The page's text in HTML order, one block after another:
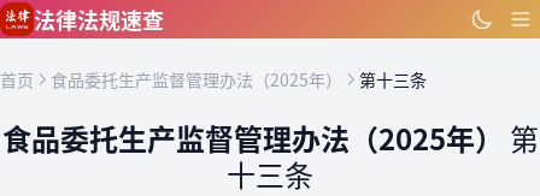
跳到主要内容
法律法规速查
首页 食品委托生产监督管理办法（2025年） 第十三条
食品委托生产监督管理办法（2025年） 第
十三条